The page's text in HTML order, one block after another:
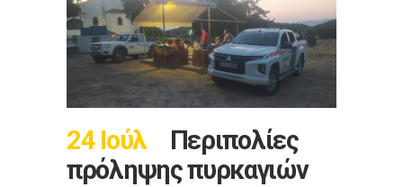
24 Ιούλ
Περιπολίες
πρόληψης πυρκαγιών